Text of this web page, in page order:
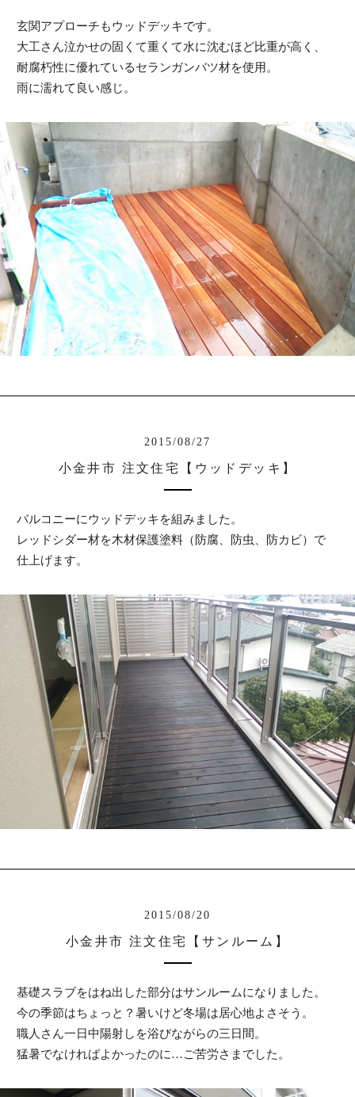
玄関アプローチもウッドデッキです。
大工さん泣かせの固くて重くて水に沈むほど比重が高く、
耐腐朽性に優れているセランガンバツ材を使用。
雨に濡れて良い感じ。
2015/08/27
小金井市 注文住宅【ウッドデッキ】
バルコニーにウッドデッキを組みました。
レッドシダー材を木材保護塗料（防腐、防虫、防カビ）で
仕上げます。
2015/08/20
小金井市 注文住宅【サンルーム】
基礎スラブをはね出した部分はサンルームになりました。
今の季節はちょっと？暑いけど冬場は居心地よさそう。
職人さん一日中陽射しを浴びながらの三日間。
猛暑でなければよかったのに…ご苦労さまでした。